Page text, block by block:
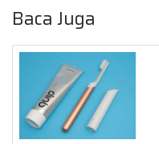
Baca Juga